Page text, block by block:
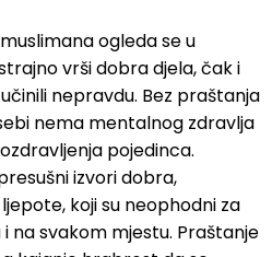
ogleda se u
vrši dobra djela, čak i
nepravdu. Bez praštanja
nema mentalnog zdravlja
pojedinca.
izvori dobra,
koji su neophodni za
na svakom mjestu. Praštanje